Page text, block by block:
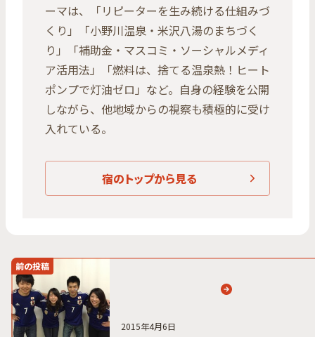
ーマは、「リピーターを生み続ける仕組みづ
くり」「小野川温泉・米沢八湯のまちづく
り」「補助金・マスコミ・ソーシャルメディ
ア活用法」「燃料は、捨てる温泉熱！ヒート
ポンプで灯油ゼロ」など。自身の経験を公開
しながら、他地域からの視察も積極的に受け
入れている。
宿のトップから見る
前の投稿
2015年4月6日